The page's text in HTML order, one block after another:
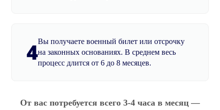
4Вы получаете военный билет или отсрочку
на законных основаниях. В среднем весь
процесс длится от 6 до 8 месяцев.
От вас потребуется всего 3-4 часа в месяц —